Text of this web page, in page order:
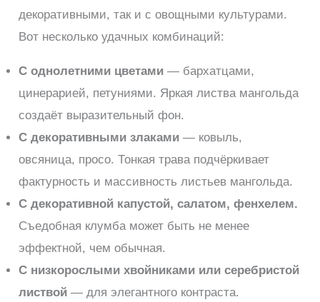
декоративными, так и с овощными культурами.
Вот несколько удачных комбинаций:
С однолетними цветами — бархатцами,
цинерарией, петуниями. Яркая листва мангольда
создаёт выразительный фон.
С декоративными злаками — ковыль,
овсяница, просо. Тонкая трава подчёркивает
фактурность и массивность листьев мангольда.
С декоративной капустой, салатом, фенхелем.
Съедобная клумба может быть не менее
эффектной, чем обычная.
С низкорослыми хвойниками или серебристой
листвой — для элегантного контраста.